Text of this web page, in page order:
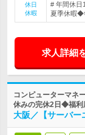
休日
休暇
# 年間休
夏季休暇◆
求人詳細
コンピューターマネ
休みの完休2日◆福利
大阪／【サーバ